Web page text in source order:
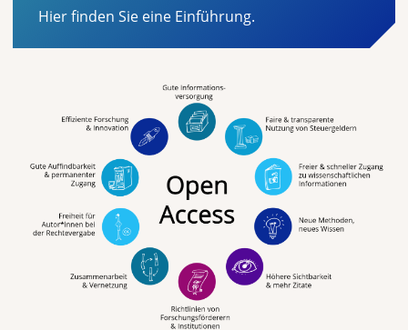
Hier finden Sie eine Einführung.